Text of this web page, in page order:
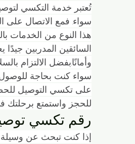
تُعتبر خدمة التكسي
هذا النوع من الخدمات
السائقين المدربين
وأمانًا.بفضل الالتزام
سواء كنت بحاجة للوصول
للحجز واستمتع برحلتك
رقم تكسي توصيل
إذا كنت تبحث عن وسيلة